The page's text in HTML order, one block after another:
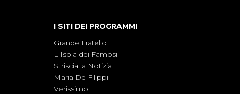
I SITI DEI PROGRAMMI
Grande Fratello
L'Isola dei Famosi
Striscia la Notizia
Maria De Filippi
Verissimo